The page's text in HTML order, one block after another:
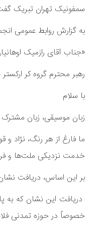
سمفونیک تهران تبریک
به گزارش روابط عمومی
«جناب آقای رازمیک
رهبر محترم گروه کر
با سلام
زبان موسیقی، زبان
ما فارغ از هر رنگ، نژاد
خدمت نزدیکی ملت‌ها و
بر این اساس، دریافت
دریافت این نشان که به
خصوصاً در حوزه تمدنی